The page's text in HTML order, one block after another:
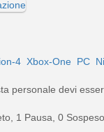
4 Xbox-One PC
personale devi
1 Pausa, 0